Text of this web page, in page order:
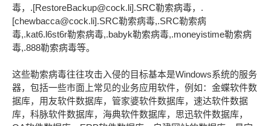
毒，.[RestoreBackup@cock.li].SRC勒索病毒，.
[chewbacca@cock.li].SRC勒索病毒,.SRC勒索病
毒,.kat6.l6st6r勒索病毒,.babyk勒索病毒,.moneyistime勒索病
毒,.888勒索病毒等。
这些勒索病毒往往攻击入侵的目标基本是Windows系统的服务
器，包括一些市面上常见的业务应用软件，例如：金蝶软件数
据库，用友软件数据库，管家婆软件数据库，速达软件数据
库，科脉软件数据库，海典软件数据库，思迅软件数据库，